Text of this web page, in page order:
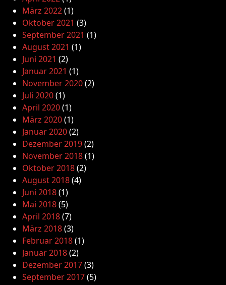
März 2022(1)
Oktober 2021 (3)
September 2021 (1)
August 2021 (1)
Juni 2021 (2)
Januar 2021 (1)
November 2020(2)
Juli 2020(1)
April 2020(1)
März 2020(1)
Januar 2020(2)
Dezember 2019(2)
November 2018(1)
Oktober 2018(2)
August 2018(4)
Juni 2018(1)
Mai 2018(5)
April 2018(7)
März 2018(3)
Februar 2018(1)
Januar 2018(2)
Dezember 2017(3)
September 2017(5)